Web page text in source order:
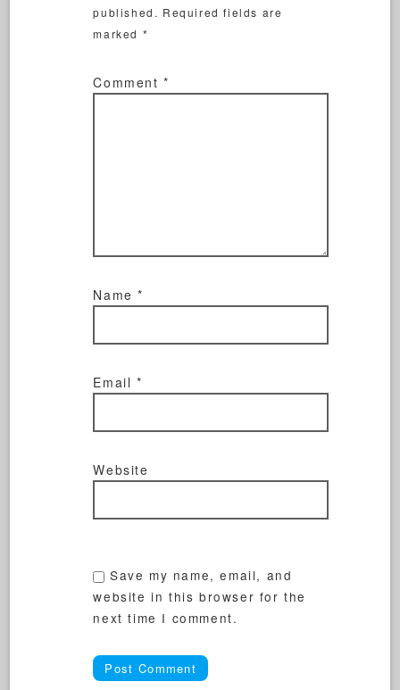
published. Required fields are
marked *
Comment*
Name*
Email*
Website
Save my name, email, and
website in this browser for the
next time I comment.